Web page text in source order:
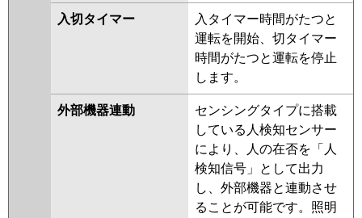
入切タイマー
入タイマー時間がたつと
運転を開始、切タイマー
時間がたつと運転を停止
します。
外部機器連動
センシングタイプに搭載
している人検知センサー
により、人の在否を「人
検知信号」として出力
し、外部機器と連動させ
ることが可能です。照明